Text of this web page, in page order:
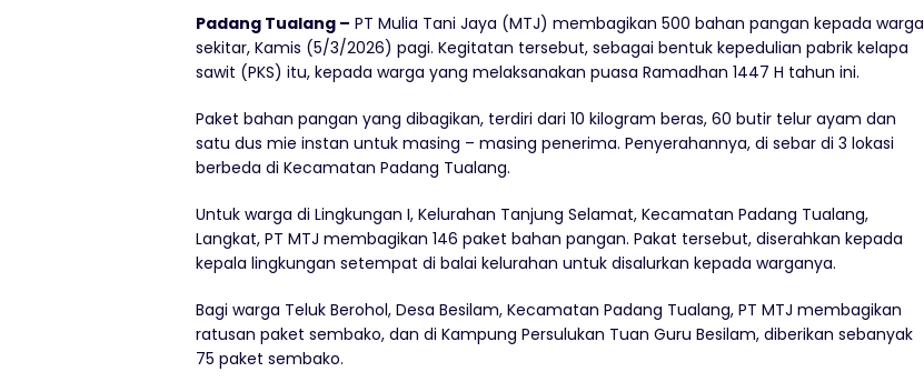
Padang Tualang – PT Mulia Tani Jaya (MTJ) membagikan 500 bahan pangan kepada warga
sekitar, Kamis (5/3/2026) pagi. Kegitatan tersebut, sebagai bentuk kepedulian pabrik kelapa
sawit (PKS) itu, kepada warga yang melaksanakan puasa Ramadhan 1447 H tahun ini.
Paket bahan pangan yang dibagikan, terdiri dari 10 kilogram beras, 60 butir telur ayam dan
satu dus mie instan untuk masing – masing penerima. Penyerahannya, di sebar di 3 lokasi
berbeda di Kecamatan Padang Tualang.
Untuk warga di Lingkungan I, Kelurahan Tanjung Selamat, Kecamatan Padang Tualang,
Langkat, PT MTJ membagikan 146 paket bahan pangan. Pakat tersebut, diserahkan kepada
kepala lingkungan setempat di balai kelurahan untuk disalurkan kepada warganya.
Bagi warga Teluk Berohol, Desa Besilam, Kecamatan Padang Tualang, PT MTJ membagikan
ratusan paket sembako, dan di Kampung Persulukan Tuan Guru Besilam, diberikan sebanyak
75 paket sembako.